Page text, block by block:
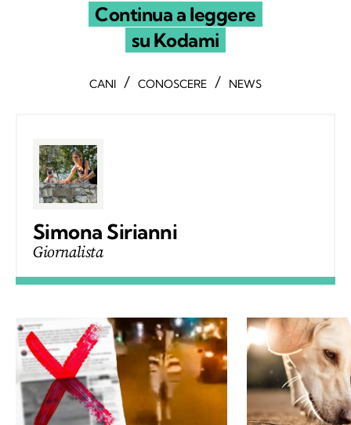
Continua a leggere
su Kodami
CANI / CONOSCERE / NEWS
Simona Sirianni
Giornalista